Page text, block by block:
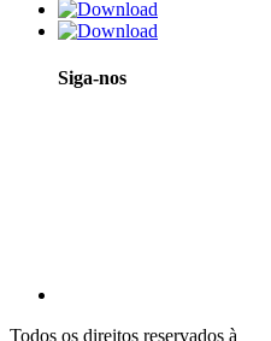
Siga-nos
Todos os direitos reservados à